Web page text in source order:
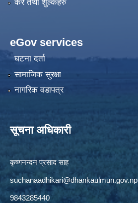
कर तथा शुल्कहरु
eGov services
घटना दर्ता
सामाजिक सुरक्षा
नागरिक वडापत्र
सूचना अधिकारी
कृष्णनन्दन प्रसाद साह
suchanaadhikari@dhankaulmun.gov.np
9843285440